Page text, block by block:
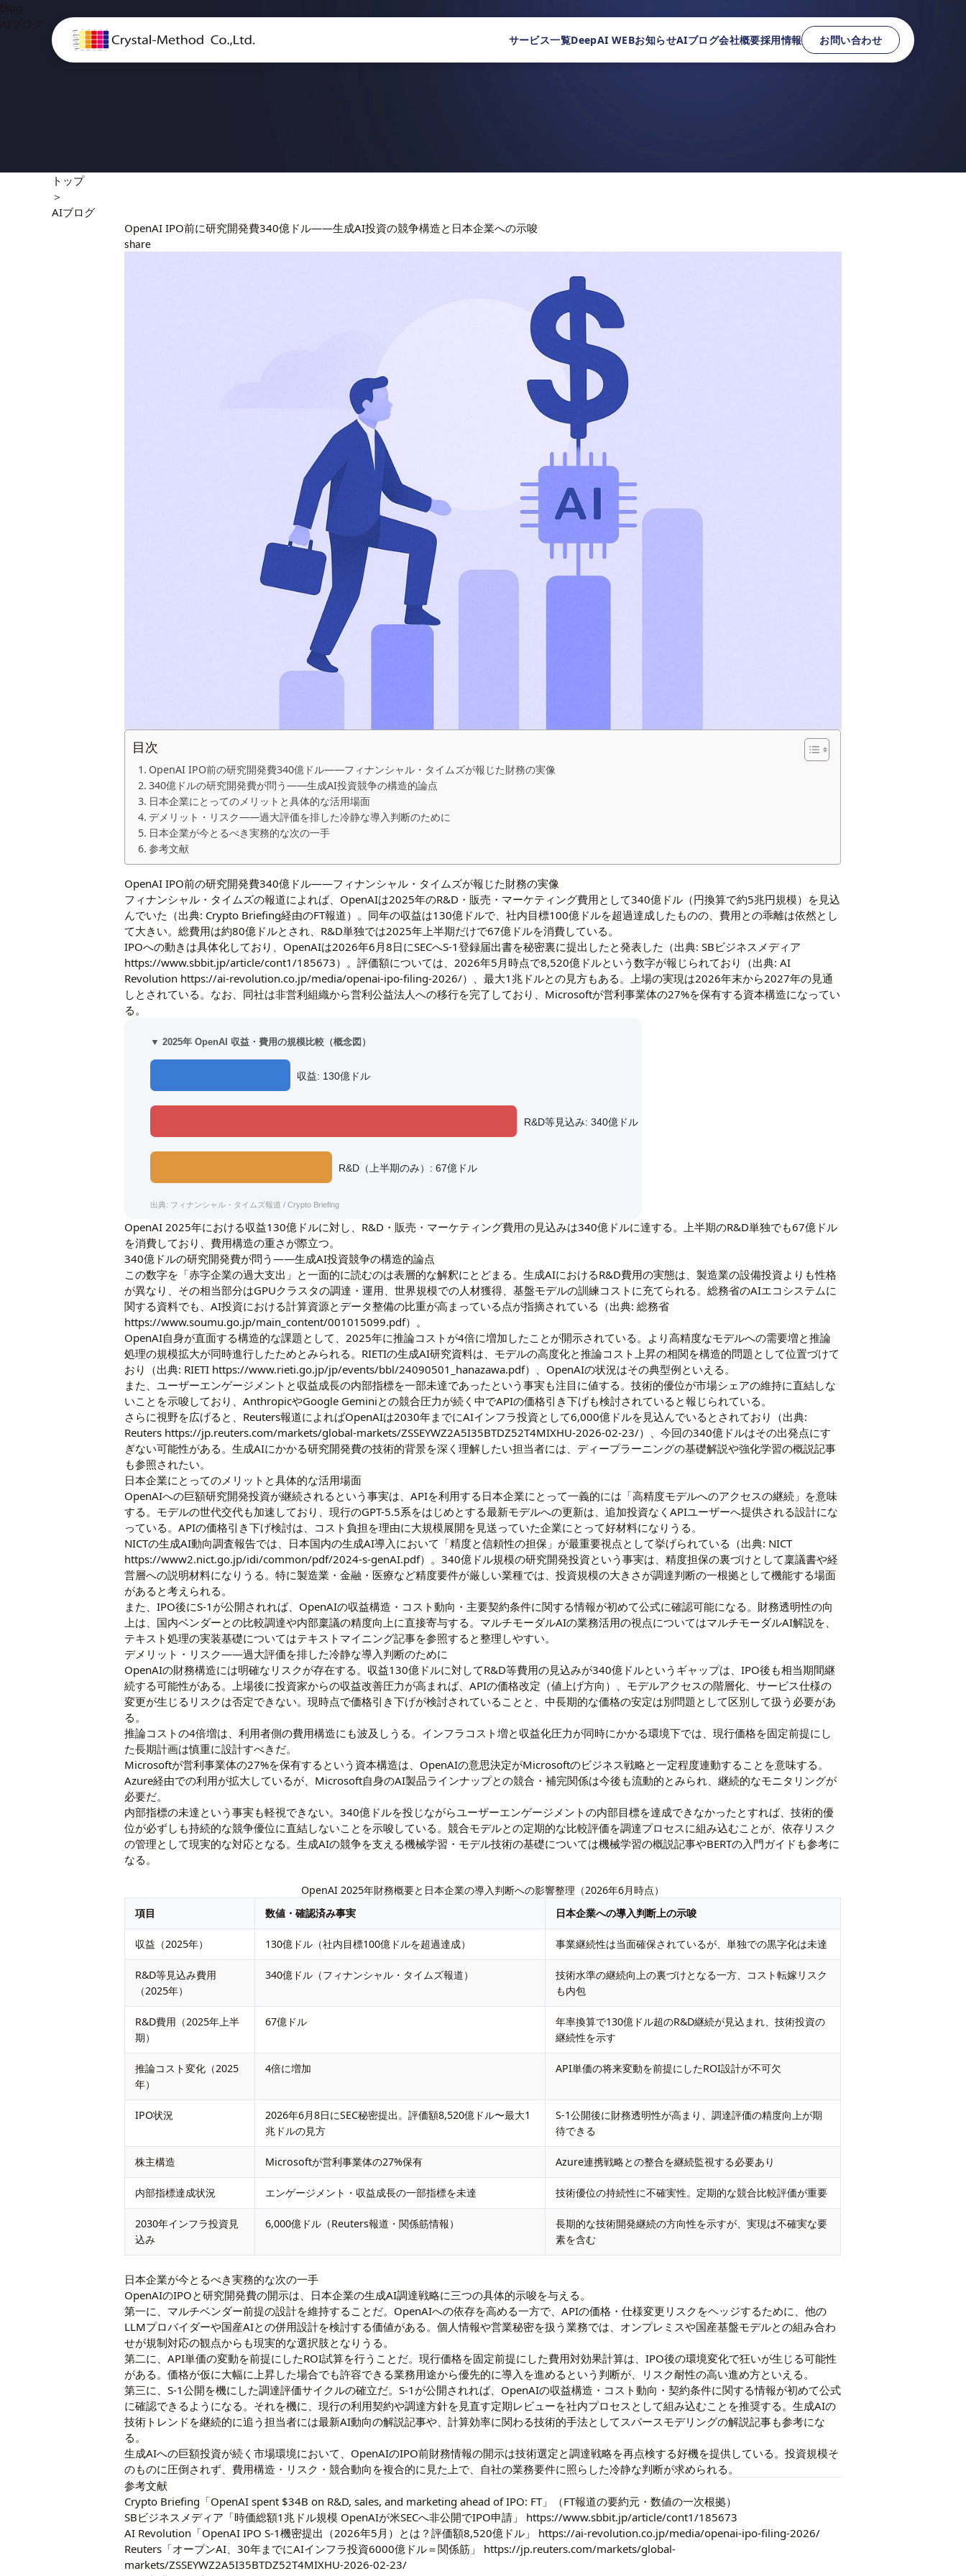
サービス一覧DeepAI WEBお知らせAIブログ会社概要採用情報 お問い合わせ
blog
AIブログ
トップ
＞
AIブログ
OpenAI IPO前に研究開発費340億ドル——生成AI投資の競争構造と日本企業への示唆
share
目次
OpenAI IPO前の研究開発費340億ドル——フィナンシャル・タイムズが報じた財務の実像
340億ドルの研究開発費が問う——生成AI投資競争の構造的論点
日本企業にとってのメリットと具体的な活用場面
デメリット・リスク——過大評価を排した冷静な導入判断のために
日本企業が今とるべき実務的な次の一手
参考文献
OpenAI IPO前の研究開発費340億ドル——フィナンシャル・タイムズが報じた財務の実像
フィナンシャル・タイムズの報道によれば、OpenAIは2025年のR&D・販売・マーケティング費用として340億ドル（円換算で約5兆円規模）を見込
んでいた（出典: Crypto Briefing経由のFT報道）。同年の収益は130億ドルで、社内目標100億ドルを超過達成したものの、費用との乖離は依然とし
て大きい。総費用は約80億ドルとされ、R&D単独では2025年上半期だけで67億ドルを消費している。
IPOへの動きは具体化しており、OpenAIは2026年6月8日にSECへS-1登録届出書を秘密裏に提出したと発表した（出典: SBビジネスメディア
https://www.sbbit.jp/article/cont1/185673）。評価額については、2026年5月時点で8,520億ドルという数字が報じられており（出典: AI
Revolution https://ai-revolution.co.jp/media/openai-ipo-filing-2026/）、最大1兆ドルとの見方もある。上場の実現は2026年末から2027年の見通
しとされている。なお、同社は非営利組織から営利公益法人への移行を完了しており、Microsoftが営利事業体の27%を保有する資本構造になってい
る。
▼ 2025年 OpenAI 収益・費用の規模比較（概念図）
収益: 130億ドル
R&D等見込み: 340億ドル
R&D（上半期のみ）: 67億ドル
出典: フィナンシャル・タイムズ報道 / Crypto Briefing
OpenAI 2025年における収益130億ドルに対し、R&D・販売・マーケティング費用の見込みは340億ドルに達する。上半期のR&D単独でも67億ドル
を消費しており、費用構造の重さが際立つ。
340億ドルの研究開発費が問う——生成AI投資競争の構造的論点
この数字を「赤字企業の過大支出」と一面的に読むのは表層的な解釈にとどまる。生成AIにおけるR&D費用の実態は、製造業の設備投資よりも性格
が異なり、その相当部分はGPUクラスタの調達・運用、世界規模での人材獲得、基盤モデルの訓練コストに充てられる。総務省のAIエコシステムに
関する資料でも、AI投資における計算資源とデータ整備の比重が高まっている点が指摘されている（出典: 総務省
https://www.soumu.go.jp/main_content/001015099.pdf）。
OpenAI自身が直面する構造的な課題として、2025年に推論コストが4倍に増加したことが開示されている。より高精度なモデルへの需要増と推論
処理の規模拡大が同時進行したためとみられる。RIETIの生成AI研究資料は、モデルの高度化と推論コスト上昇の相関を構造的問題として位置づけて
おり（出典: RIETI https://www.rieti.go.jp/jp/events/bbl/24090501_hanazawa.pdf）、OpenAIの状況はその典型例といえる。
また、ユーザーエンゲージメントと収益成長の内部指標を一部未達であったという事実も注目に値する。技術的優位が市場シェアの維持に直結しな
いことを示唆しており、AnthropicやGoogle Geminiとの競合圧力が続く中でAPIの価格引き下げも検討されていると報じられている。
さらに視野を広げると、Reuters報道によればOpenAIは2030年までにAIインフラ投資として6,000億ドルを見込んでいるとされており（出典:
Reuters https://jp.reuters.com/markets/global-markets/ZSSEYWZ2A5I35BTDZ52T4MIXHU-2026-02-23/）、今回の340億ドルはその出発点にす
ぎない可能性がある。生成AIにかかる研究開発費の技術的背景を深く理解したい担当者には、 ディープラーニングの基礎解説や強化学習の概説記事
も参照されたい。
日本企業にとってのメリットと具体的な活用場面
OpenAIへの巨額研究開発投資が継続されるという事実は、APIを利用する日本企業にとって一義的には「高精度モデルへのアクセスの継続」を意味
する。モデルの世代交代も加速しており、現行のGPT-5.5系をはじめとする最新モデルへの更新は、追加投資なくAPIユーザーへ提供される設計にな
っている。APIの価格引き下げ検討は、コスト負担を理由に大規模展開を見送っていた企業にとって好材料になりうる。
NICTの生成AI動向調査報告では、日本国内の生成AI導入において「精度と信頼性の担保」が最重要視点として挙げられている（出典: NICT
https://www2.nict.go.jp/idi/common/pdf/2024-s-genAI.pdf）。340億ドル規模の研究開発投資という事実は、精度担保の裏づけとして稟議書や経
営層への説明材料になりうる。特に製造業・金融・医療など精度要件が厳しい業種では、投資規模の大きさが調達判断の一根拠として機能する場面
があると考えられる。
また、IPO後にS-1が公開されれば、OpenAIの収益構造・コスト動向・主要契約条件に関する情報が初めて公式に確認可能になる。財務透明性の向
上は、国内ベンダーとの比較調達や内部稟議の精度向上に直接寄与する。マルチモーダルAIの業務活用の視点についてはマルチモーダルAI解説を、
テキスト処理の実装基礎についてはテキストマイニング記事を参照すると整理しやすい。
デメリット・リスク——過大評価を排した冷静な導入判断のために
OpenAIの財務構造には明確なリスクが存在する。収益130億ドルに対してR&D等費用の見込みが340億ドルというギャップは、IPO後も相当期間継
続する可能性がある。上場後に投資家からの収益改善圧力が高まれば、APIの価格改定（値上げ方向）、モデルアクセスの階層化、サービス仕様の
変更が生じるリスクは否定できない。現時点で価格引き下げが検討されていることと、中長期的な価格の安定は別問題として区別して扱う必要があ
る。
推論コストの4倍増は、利用者側の費用構造にも波及しうる。インフラコスト増と収益化圧力が同時にかかる環境下では、現行価格を固定前提にし
た長期計画は慎重に設計すべきだ。
Microsoftが営利事業体の27%を保有するという資本構造は、OpenAIの意思決定がMicrosoftのビジネス戦略と一定程度連動することを意味する。
Azure経由での利用が拡大しているが、Microsoft自身のAI製品ラインナップとの競合・補完関係は今後も流動的とみられ、継続的なモニタリングが
必要だ。
内部指標の未達という事実も軽視できない。340億ドルを投じながらユーザーエンゲージメントの内部目標を達成できなかったとすれば、技術的優
位が必ずしも持続的な競争優位に直結しないことを示唆している。競合モデルとの定期的な比較評価を調達プロセスに組み込むことが、依存リスク
の管理として現実的な対応となる。生成AIの競争を支える機械学習・モデル技術の基礎については機械学習の概説記事やBERTの入門ガイド も参考に
なる。
OpenAI 2025年財務概要と日本企業の導入判断への影響整理（2026年6月時点）
項目
数値・確認済み事実 日本企業への導入判断上の示唆
収益（2025年） 130億ドル（社内目標100億ドルを超過達成） 事業継続性は当面確保されているが、単独での黒字化は未達
R&D等見込み費用
（2025年）
340億ドル（フィナンシャル・タイムズ報道）
技術水準の継続向上の裏づけとなる一方、コスト転嫁リスク
も内包
R&D費用（2025年上半
期）
67億ドル
年率換算で130億ドル超のR&D継続が見込まれ、技術投資の
継続性を示す
推論コスト変化（2025
年）
4倍に増加 API単価の将来変動を前提にしたROI設計が不可欠
IPO状況
2026年6月8日にSEC秘密提出。評価額8,520億ドル〜最大1
兆ドルの見方
S-1公開後に財務透明性が高まり、調達評価の精度向上が期
待できる
株主構造 Microsoftが営利事業体の27%保有 Azure連携戦略との整合を継続監視する必要あり
内部指標達成状況 エンゲージメント・収益成長の一部指標を未達 技術優位の持続性に不確実性。定期的な競合比較評価が重要
2030年インフラ投資見
込み
6,000億ドル（Reuters報道・関係筋情報）
長期的な技術開発継続の方向性を示すが、実現は不確実な要
素を含む
日本企業が今とるべき実務的な次の一手
OpenAIのIPOと研究開発費の開示は、日本企業の生成AI調達戦略に三つの具体的示唆を与える。
第一に、マルチベンダー前提の設計を維持することだ。OpenAIへの依存を高める一方で、APIの価格・仕様変更リスクをヘッジするために、他の
LLMプロバイダーや国産AIとの併用設計を検討する価値がある。個人情報や営業秘密を扱う業務では、オンプレミスや国産基盤モデルとの組み合わ
せが規制対応の観点からも現実的な選択肢となりうる。
第二に、API単価の変動を前提にしたROI試算を行うことだ。現行価格を固定前提にした費用対効果計算は、IPO後の環境変化で狂いが生じる可能性
がある。価格が仮に大幅に上昇した場合でも許容できる業務用途から優先的に導入を進めるという判断が、リスク耐性の高い進め方といえる。
第三に、S-1公開を機にした調達評価サイクルの確立だ。S-1が公開されれば、OpenAIの収益構造・コスト動向・契約条件に関する情報が初めて公式
に確認できるようになる。それを機に、現行の利用契約や調達方針を見直す定期レビューを社内プロセスとして組み込むことを推奨する。生成AIの
技術トレンドを継続的に追う担当者には最新AI動向の解説記事や、計算効率に関わる技術的手法として スパースモデリングの解説記事も参考にな
る。
生成AIへの巨額投資が続く市場環境において、OpenAIのIPO前財務情報の開示は技術選定と調達戦略を再点検する好機を提供している。投資規模そ
のものに圧倒されず、費用構造・リスク・競合動向を複合的に見た上で、自社の業務要件に照らした冷静な判断が求められる。
参考文献
Crypto Briefing「OpenAI spent $34B on R&D, sales, and marketing ahead of IPO: FT」（FT報道の要約元・数値の一次根拠）
SBビジネスメディア「時価総額1兆ドル規模 OpenAIが米SECへ非公開でIPO申請」 https://www.sbbit.jp/article/cont1/185673
AI Revolution「OpenAI IPO S-1機密提出（2026年5月）とは？評価額8,520億ドル」 https://ai-revolution.co.jp/media/openai-ipo-filing-2026/
Reuters「オープンAI、30年までにAIインフラ投資6000億ドル＝関係筋」 https://jp.reuters.com/markets/global-
markets/ZSSEYWZ2A5I35BTDZ52T4MIXHU-2026-02-23/